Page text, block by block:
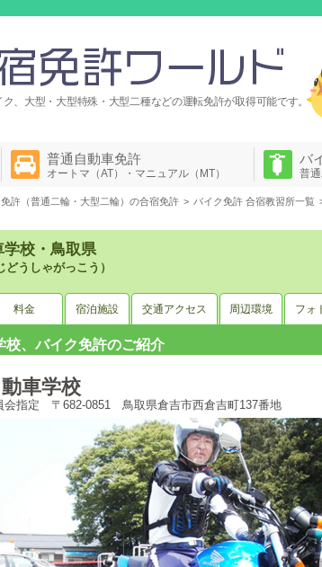
、大型・大型特殊・大型二種などの運転免許が取得可能です。
普通自動車免許
オートマ（AT）・マニュアル（MT）
バ
普
許（普通二輪・大型二輪）の合宿免許 バイク免許 合宿教習所一覧
校・鳥取県
どうしゃがっこう）
料金 宿泊施設 交通アクセス 周辺環境 フォ
校、バイク免許のご紹介
車学校
会指定 〒682-0851 鳥取県倉吉市西倉吉町137番地